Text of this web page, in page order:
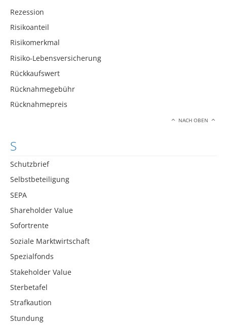
Rezession
Risikoanteil
Risikomerkmal
Risiko-Lebensversicherung
Rückkaufswert
Rücknahmegebühr
Rücknahmepreis
NACH OBEN
S
Schutzbrief
Selbstbeteiligung
SEPA
Shareholder Value
Sofortrente
Soziale Marktwirtschaft
Spezialfonds
Stakeholder Value
Sterbetafel
Strafkaution
Stundung